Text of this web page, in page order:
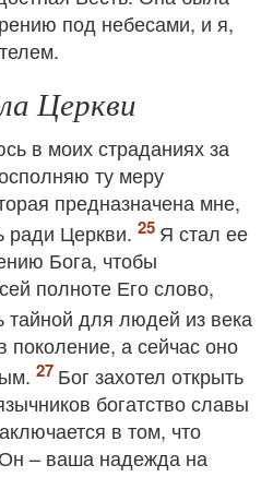
под небесами, и я,
Церкви
в моих страданиях за
ту меру
предназначена мне,
ради Церкви.
Я стал ее
Бога, чтобы
полноте Его слово,
тайной для людей из века
поколение, а сейчас оно
Бог захотел открыть
богатство славы
в том, что
– ваша надежда на